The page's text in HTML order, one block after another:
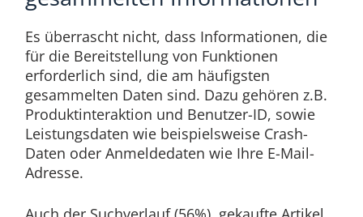
Es überrascht nicht, dass Informationen, die
für die Bereitstellung von Funktionen
erforderlich sind, die am häufigsten
gesammelten Daten sind. Dazu gehören z.B.
Produktinteraktion und Benutzer-ID, sowie
Leistungsdaten wie beispielsweise Crash-
Daten oder Anmeldedaten wie Ihre E-Mail-
Adresse.